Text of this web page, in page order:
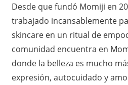
Desde que fundó Momiji en
trabajado incansablemente
skincare en un ritual de
comunidad encuentra en
donde la belleza es mucho
expresión, autocuidado y